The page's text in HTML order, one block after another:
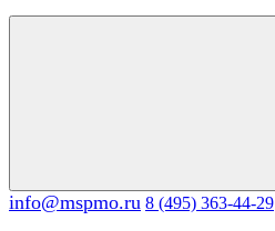
info@mspmo.ru 8 (495) 363-44-29